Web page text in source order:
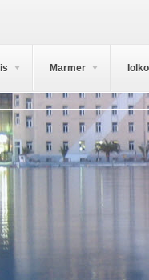
Marmer